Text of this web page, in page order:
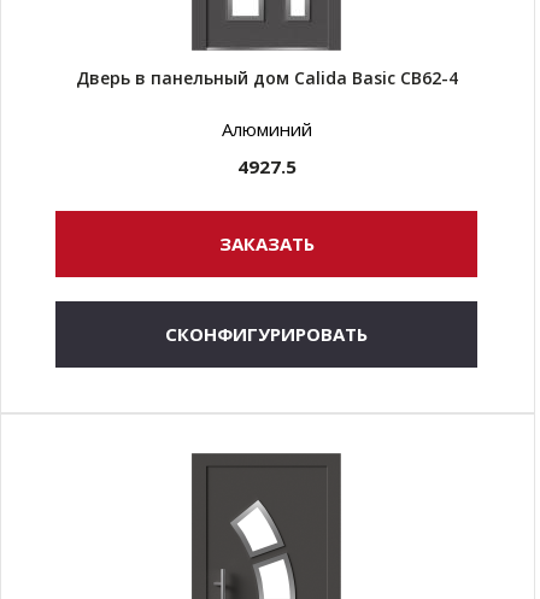
Дверь в панельный дом Calida Basic CB62-4
Алюминий
4927.5
ЗАКАЗАТЬ
СКОНФИГУРИРОВАТЬ